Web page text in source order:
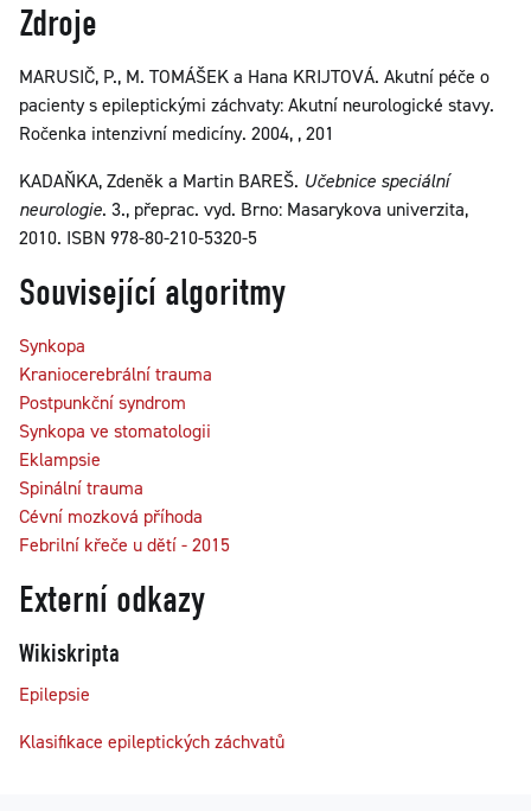
Zdroje
MARUSIČ, P., M. TOMÁŠEK a Hana KRIJTOVÁ. Akutní péče o
pacienty s epileptickými záchvaty: Akutní neurologické stavy.
Ročenka intenzivní medicíny. 2004, , 201
KADAŇKA, Zdeněk a Martin BAREŠ. Učebnice speciální
neurologie. 3., přeprac. vyd. Brno: Masarykova univerzita,
2010. ISBN 978-80-210-5320-5
Související algoritmy
Synkopa
Kraniocerebrální trauma
Postpunkční syndrom
Synkopa ve stomatologii
Eklampsie
Spinální trauma
Cévní mozková příhoda
Febrilní křeče u dětí - 2015
Externí odkazy
Wikiskripta
Epilepsie
Klasifikace epileptických záchvatů